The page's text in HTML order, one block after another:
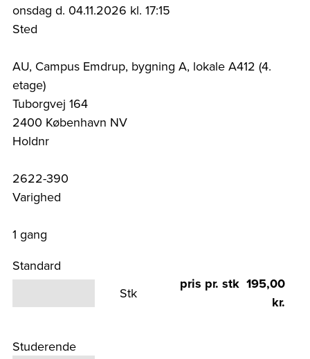
onsdag d. 04.11.2026 kl. 17:15
Sted
AU, Campus Emdrup, bygning A, lokale A412 (4.
etage)
Tuborgvej 164
2400 København NV
Holdnr
2622-390
Varighed
1 gang
Standard
Stk
pris pr. stk 195,00
kr.
Studerende